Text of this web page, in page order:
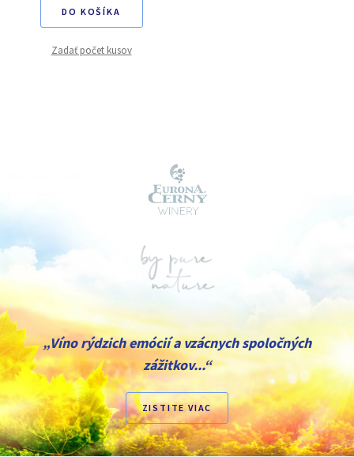
DO KOŠÍKA
Zadať počet kusov
„Víno rýdzich emócií a vzácnych spoločných
zážitkov...“
ZISTITE VIAC